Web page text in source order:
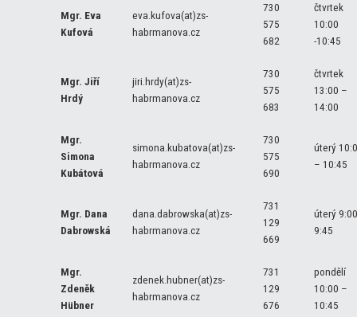
Mgr. Eva
Kufová
eva.kufova(at)zs-
habrmanova.cz
730
575
682
čtvrtek
10:00
-10:45
Mgr. Jiří
Hrdý
jiri.hrdy(at)zs-
habrmanova.cz
730
575
683
čtvrtek
13:00 –
14:00
Mgr.
Simona
Kubátová
simona.kubatova(at)zs-
habrmanova.cz
730
575
690
úterý
– 10:45
Mgr. Dana
Dabrowská
dana.dabrowska(at)zs-
habrmanova.cz
731
129
669
úterý
9:45
Mgr.
Zdeněk
Hübner
zdenek.hubner(at)zs-
habrmanova.cz
731
129
676
pondělí
10:00 –
10:45